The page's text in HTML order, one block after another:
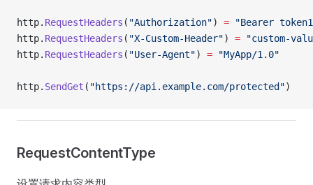
http. RequestHeaders ( "Authorization") = "Bearer
http. RequestHeaders ( "X-Custom-Header") = "custom-
http. RequestHeaders ( "User-Agent") = "MyApp/1.0"
http. SendGet ( "https://api.example.com/protected")
RequestContentType